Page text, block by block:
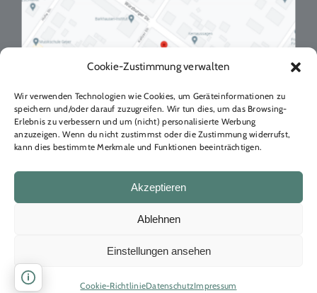
Cookie-Zustimmung verwalten
Wir verwenden Technologien wie Cookies, um Geräteinformationen zu
speichern und/oder darauf zuzugreifen. Wir tun dies, um das Browsing-
Erlebnis zu verbessern und um (nicht) personalisierte Werbung
anzuzeigen. Wenn du nicht zustimmst oder die Zustimmung widerrufst,
kann dies bestimmte Merkmale und Funktionen beeinträchtigen.
Akzeptieren
Ablehnen
Einstellungen ansehen
Cookie-RichtlinieDatenschutzImpressum
Naturheilpraxis Magdalena Horschig Dresden
Über mich
Haftungsausschluss|Cookie-Richtlinie (EU)|